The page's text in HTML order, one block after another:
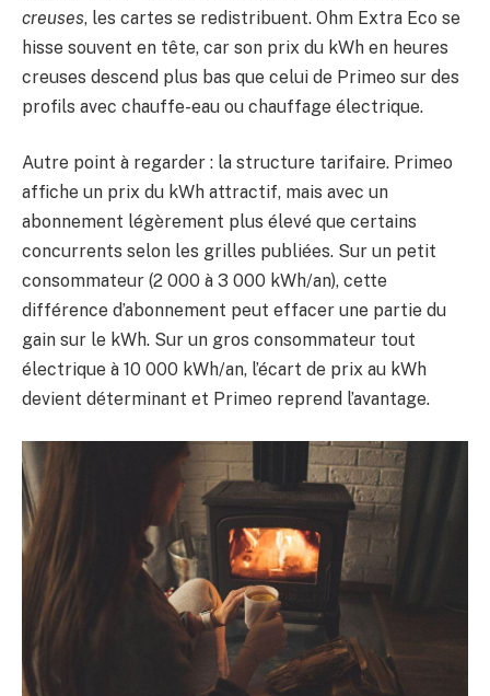
creuses, les cartes se redistribuent. Ohm Extra Eco se
hisse souvent en tête, car son prix du kWh en heures
creuses descend plus bas que celui de Primeo sur des
profils avec chauffe-eau ou chauffage électrique.
Autre point à regarder : la structure tarifaire. Primeo
affiche un prix du kWh attractif, mais avec un
abonnement légèrement plus élevé que certains
concurrents selon les grilles publiées. Sur un petit
consommateur (2 000 à 3 000 kWh/an), cette
différence d’abonnement peut effacer une partie du
gain sur le kWh. Sur un gros consommateur tout
électrique à 10 000 kWh/an, l’écart de prix au kWh
devient déterminant et Primeo reprend l’avantage.